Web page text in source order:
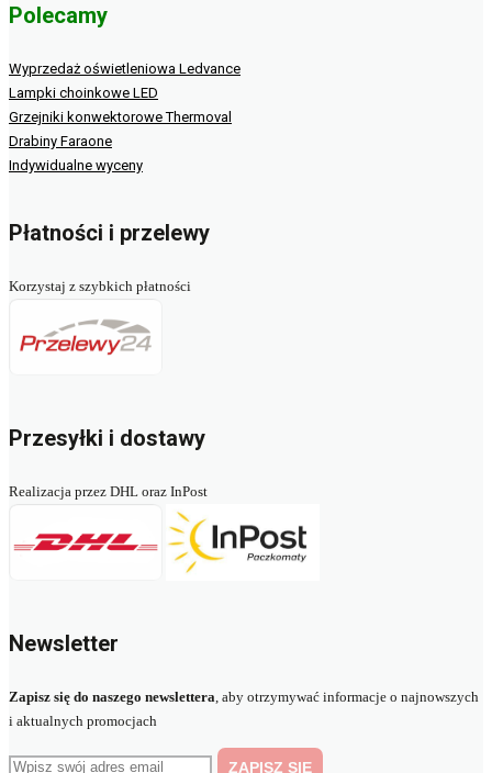
Polecamy
Wyprzedaż oświetleniowa Ledvance
Lampki choinkowe LED
Grzejniki konwektorowe Thermoval
Drabiny Faraone
Indywidualne wyceny
Płatności i przelewy
Korzystaj z szybkich płatności
Przesyłki i dostawy
Realizacja przez DHL oraz InPost
Newsletter
Zapisz się do naszego newslettera , aby otrzymywać informacje o najnowszych
i aktualnych promocjach